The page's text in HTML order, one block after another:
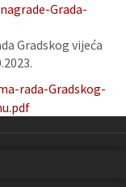
Grada-
Gradskog vijeća
rada-Gradskog-